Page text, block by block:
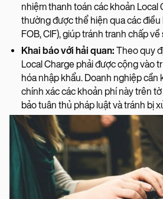
nhiệm thanh toán các khoản Local
thường được thể hiện qua các điều
FOB, CIF), giúp tránh tranh chấp về
Khai báo với hải quan: Theo quy
Local Charge phải được cộng vào
hóa nhập khẩu. Doanh nghiệp cần
chính xác các khoản phí này trên
bảo tuân thủ pháp luật và tránh bị